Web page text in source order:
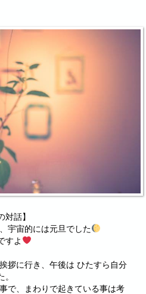
対話】
宇宙的には元旦でした
すよ
拶に行き、午後は ひたすら自分
で、まわりで起きている事は考